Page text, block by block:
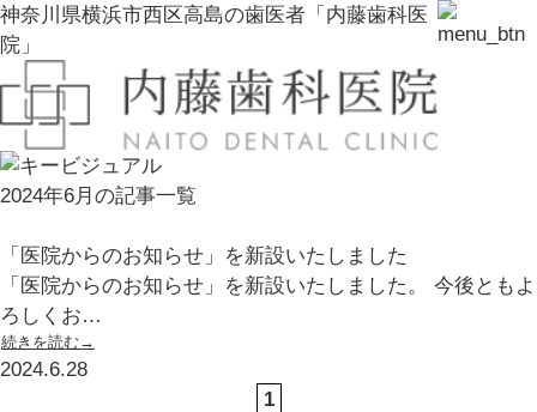
神奈川県横浜市西区高島の歯医者「内藤歯科医
院」
2024年6月の記事一覧
「医院からのお知らせ」を新設いたしました
「医院からのお知らせ」を新設いたしました。 今後ともよ
ろしくお…
続きを読む→
2024.6.28
1